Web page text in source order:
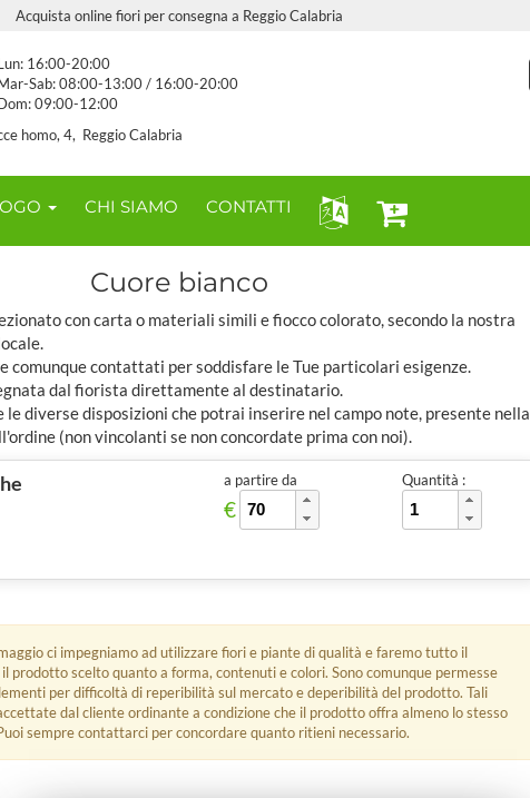
Acquista online fiori per consegna a Reggio Calabria
16:00-20:00
Sab: 08:00-13:00 / 16:00-20:00
09:00-12:00
homo, 4, Reggio Calabria
CHI SIAMO CONTATTI
Cuore bianco
con carta o materiali simili e fiocco colorato, secondo la nostra
comunque contattati per soddisfare le Tue particolari esigenze.
dal fiorista direttamente al destinatario.
diverse disposizioni che potrai inserire nel campo note, presente nella
(non vincolanti se non concordate prima con noi).
a partire da
€
Quantità :
ci impegniamo ad utilizzare fiori e piante di qualità e faremo tutto il
prodotto scelto quanto a forma, contenuti e colori. Sono comunque permesse
per difficoltà di reperibilità sul mercato e deperibilità del prodotto. Tali
dal cliente ordinante a condizione che il prodotto offra almeno lo stesso
sempre contattarci per concordare quanto ritieni necessario.